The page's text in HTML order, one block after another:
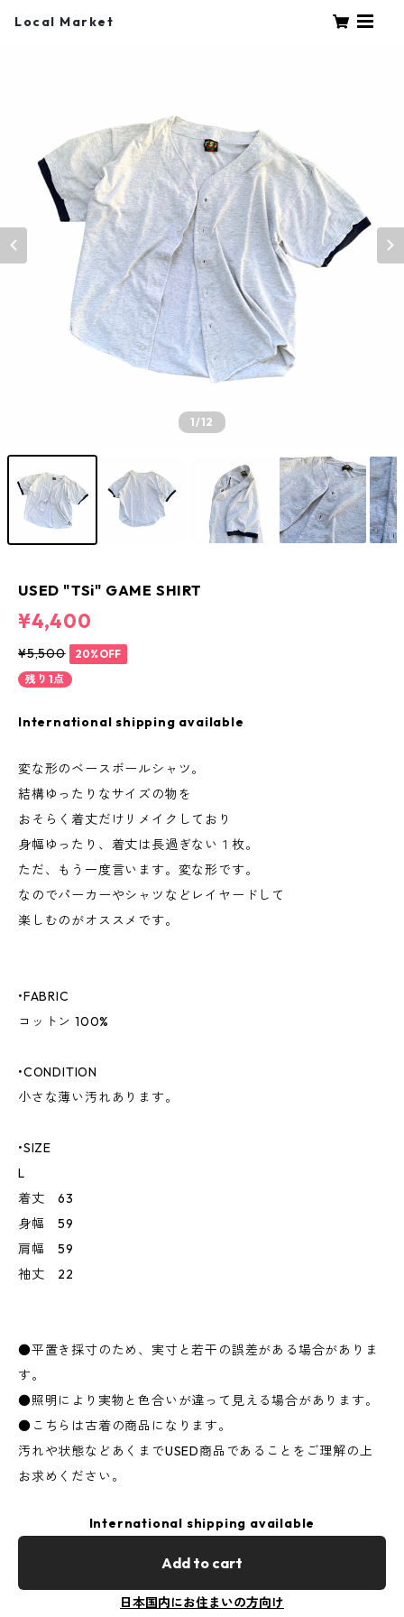
Local Market
1/12
USED "TSi" GAME SHIRT
¥4,400
¥5,500
20%OFF
残り1点
International shipping available
変な形のベースボールシャツ。
結構ゆったりなサイズの物を
おそらく着丈だけリメイクしており
身幅ゆったり、着丈は長過ぎない１枚。
ただ、もう一度言います。変な形です。
なのでパーカーやシャツなどレイヤードして
楽しむのがオススメです。
•FABRIC
コットン 100%
•CONDITION
小さな薄い汚れあります。
•SIZE
L
着丈 63
身幅 59
肩幅 59
袖丈 22
●平置き採寸のため、実寸と若干の誤差がある場合がありま
す。
●照明により実物と色合いが違って見える場合があります。
●こちらは古着の商品になります。
汚れや状態などあくまでUSED商品であることをご理解の上
お求めください。
International shipping available
Add to cart
日本国内にお住まいの方向け